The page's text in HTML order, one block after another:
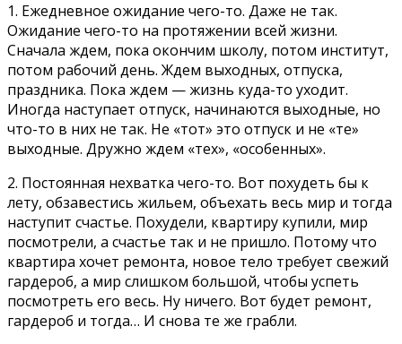
1. Ежедневное ожидание чего-то. Даже не так.
Ожидание чего-то на протяжении всей жизни.
Сначала ждем, пока окончим школу, потом институт,
потом рабочий день. Ждем выходных, отпуска,
праздника. Пока ждем — жизнь куда-то уходит.
Иногда наступает отпуск, начинаются выходные, но
что-то в них не так. Не «тот» это отпуск и не «те»
выходные. Дружно ждем «тех», «особенных».
2. Постоянная нехватка чего-то. Вот похудеть бы к
лету, обзавестись жильем, объехать весь мир и тогда
наступит счастье. Похудели, квартиру купили, мир
посмотрели, а счастье так и не пришло. Потому что
квартира хочет ремонта, новое тело требует свежий
гардероб, а мир слишком большой, чтобы успеть
посмотреть его весь. Ну ничего. Вот будет ремонт,
гардероб и тогда… И снова те же грабли.